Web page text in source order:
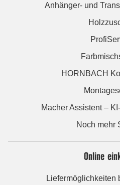
Anhänger- und
HORNBACH
Macher Assistent –
Noch mehr
Online
Liefermöglichkeiten